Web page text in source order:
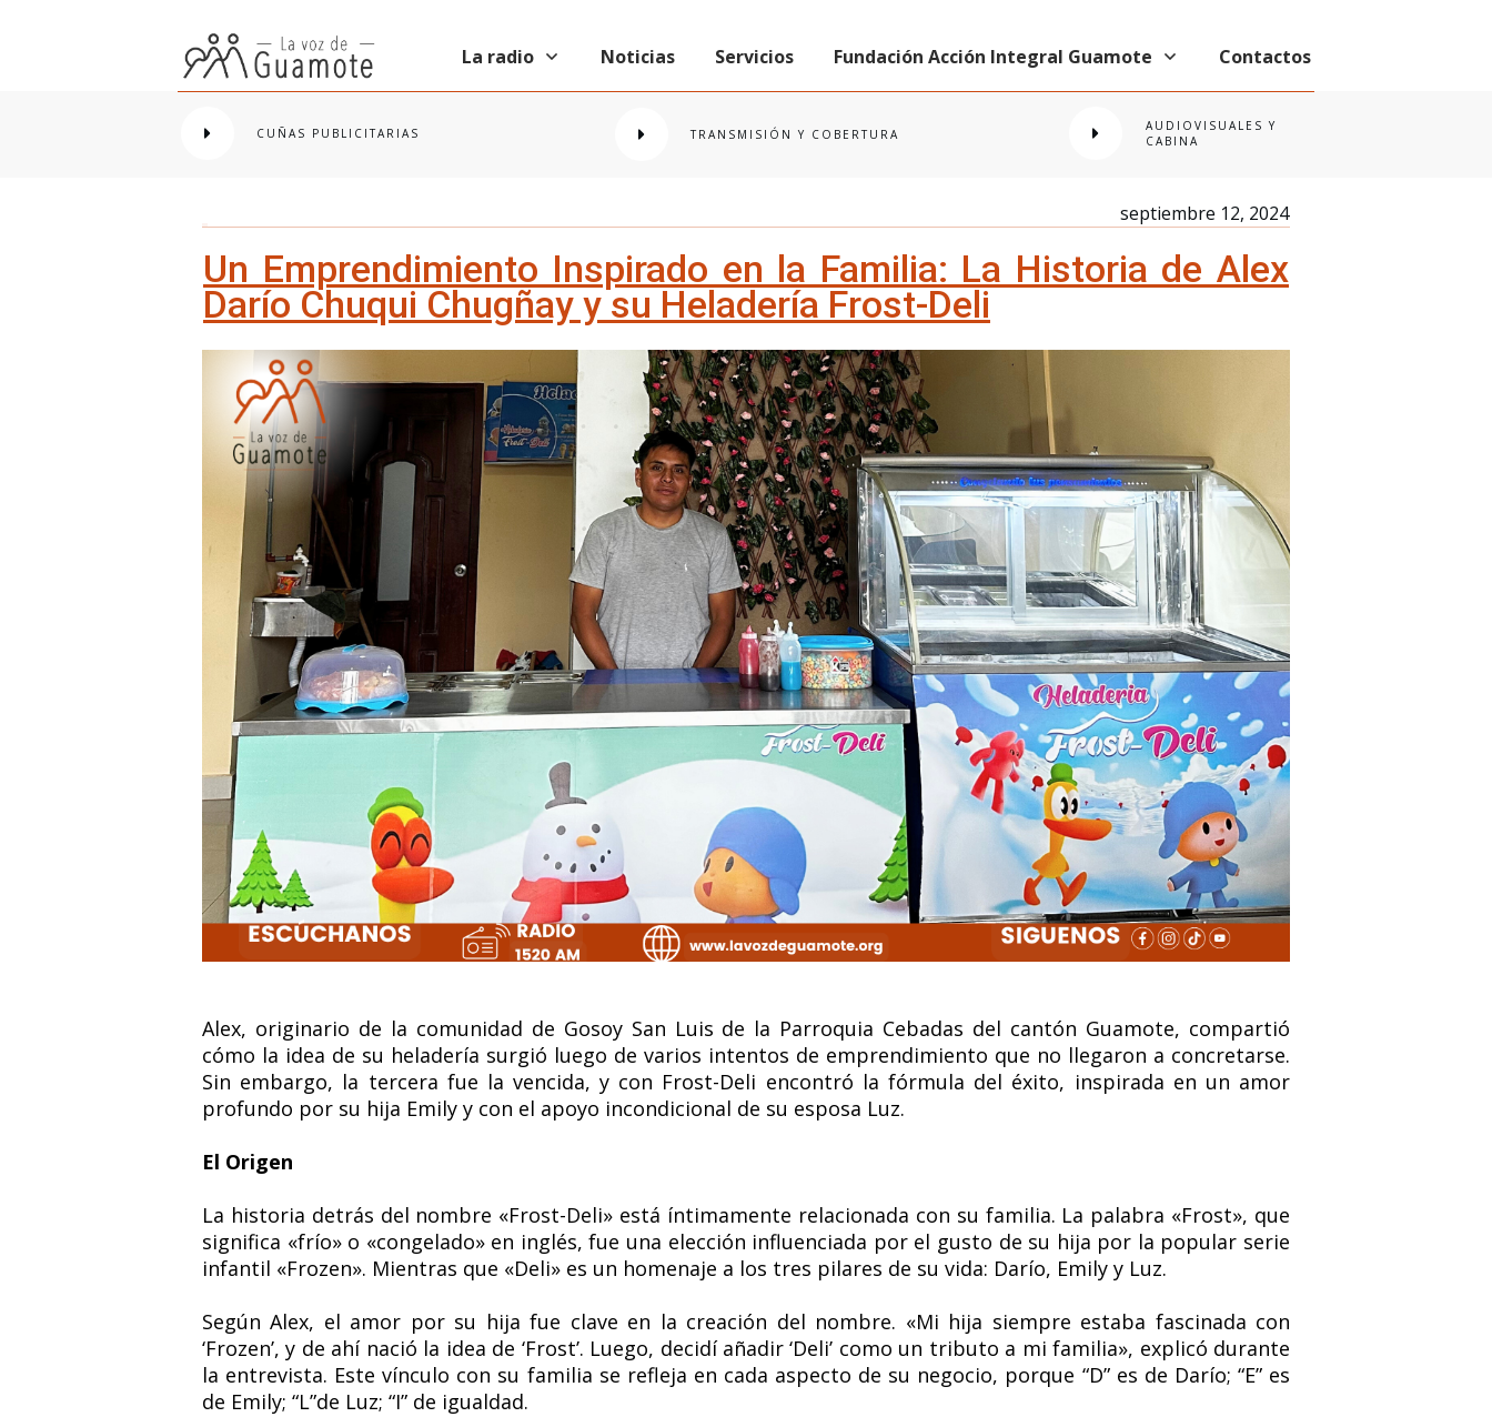
La radio Noticias Servicios Fundación Acción Integral Guamote Contactos
CUÑAS PUBLICITARIAS TRANSMISIÓN Y COBERTURA
AUDIOVISUALES Y
CABINA
septiembre 12, 2024
Un Emprendimiento Inspirado en la Familia: La Historia de Alex
Darío Chuqui Chugñay y su Heladería Frost-Deli
Alex, originario de la comunidad de Gosoy San Luis de la Parroquia Cebadas del cantón Guamote, compartió
cómo la idea de su heladería surgió luego de varios intentos de emprendimiento que no llegaron a concretarse.
Sin embargo, la tercera fue la vencida, y con Frost-Deli encontró la fórmula del éxito, inspirada en un amor
profundo por su hija Emily y con el apoyo incondicional de su esposa Luz.
El Origen
La historia detrás del nombre «Frost-Deli» está íntimamente relacionada con su familia. La palabra «Frost», que
significa «frío» o «congelado» en inglés, fue una elección influenciada por el gusto de su hija por la popular serie
infantil «Frozen». Mientras que «Deli» es un homenaje a los tres pilares de su vida: Darío, Emily y Luz.
Según Alex, el amor por su hija fue clave en la creación del nombre. «Mi hija siempre estaba fascinada con
‘Frozen’, y de ahí nació la idea de ‘Frost’. Luego, decidí añadir ‘Deli’ como un tributo a mi familia», explicó durante
la entrevista. Este vínculo con su familia se refleja en cada aspecto de su negocio, porque “D” es de Darío; “E” es
de Emily; “L”de Luz; “I” de igualdad.